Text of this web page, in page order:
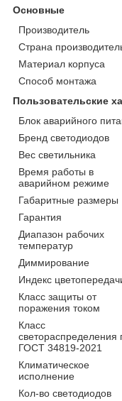
Основные
Производитель
Страна
Материал корпуса
Способ монтажа
Пользовательские
Блок аварийного
Бренд светодиодов
Вес светильника
Время работы в
аварийном режиме
Габаритные размеры
Гарантия
Диапазон рабочих
температур
Диммирование
Индекс
Класс защиты от
поражения током
Класс
светораспределения
ГОСТ 34819-2021
Климатическое
исполнение
Кол-во светодиодов